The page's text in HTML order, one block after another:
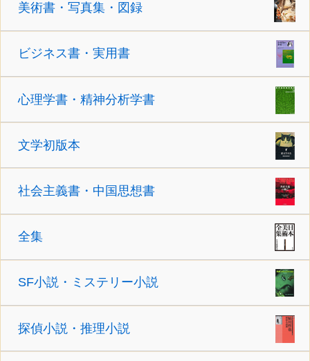
美術書・写真集・図録
ビジネス書・実用書
心理学書・精神分析学書
文学初版本
社会主義書・中国思想書
全集
SF小説・ミステリー小説
探偵小説・推理小説